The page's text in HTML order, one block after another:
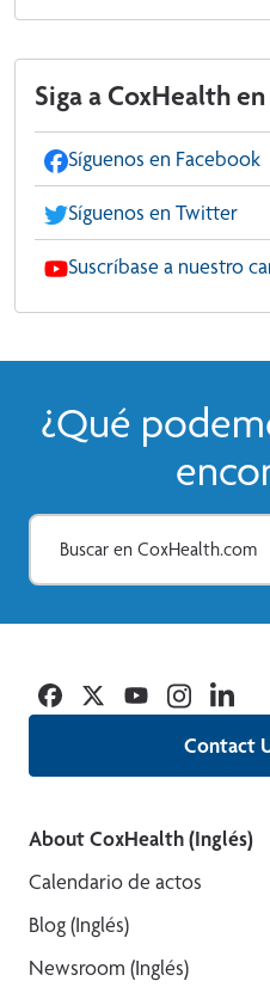
Siga a CoxHealth
Síguenos en Facebook
Síguenos en Twitter
Suscríbase a nuestro
¿Qué
Contact
Facebook
TwitterYouTubeInstagram
About CoxHealth (Inglés)
Calendario de actos
Blog (Inglés)
Newsroom (Inglés)